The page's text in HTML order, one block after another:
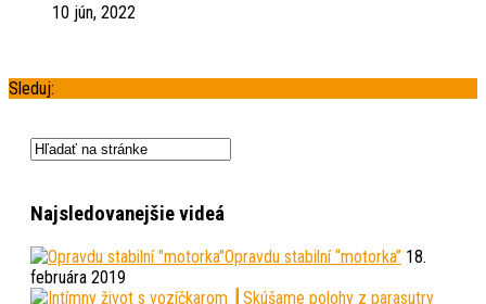
10 jún, 2022
Sleduj:
Najsledovanejšie videá
Opravdu stabilní “motorka” 18.
februára 2019